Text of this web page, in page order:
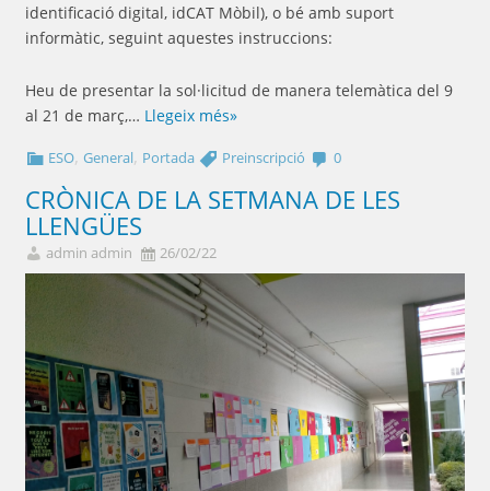
identificació digital, idCAT Mòbil), o bé amb suport
informàtic, seguint aquestes instruccions:
Heu de presentar la sol·licitud de manera telemàtica del 9
al 21 de març,… Llegeix més»
ESO,General, Portada Preinscripció 0
CRÒNICA DE LA SETMANA DE LES
LLENGÜES
admin admin 26/02/22